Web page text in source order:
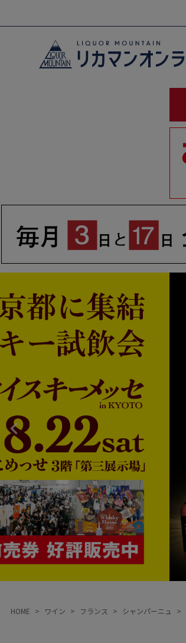
HOME ワイン フランス シャンパーニュ